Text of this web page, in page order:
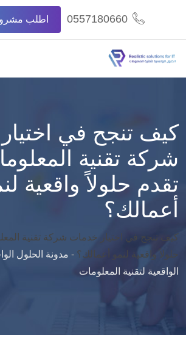
content
0557180660 اطلب
كيف تنجح في
شركة تقنية
تقدم حلولاً واقعية
أعمالك؟
كيف تنجح في اختيار خدمات شركة تقنية
حلولاً واقعية لنمو أعمالك؟ - مدونة الحلول
الواقعية لتقنية المعلومات